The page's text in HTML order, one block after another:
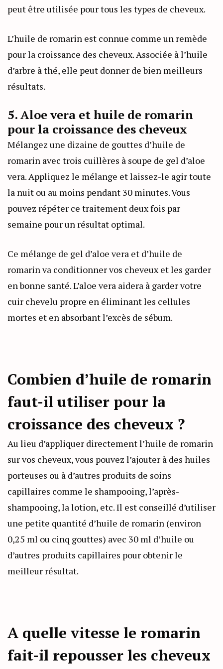
peut être utilisée pour tous les types de cheveux.
L’huile de romarin est connue comme un remède
pour la croissance des cheveux. Associée à l’huile
d’arbre à thé, elle peut donner de bien meilleurs
résultats.
5. Aloe vera et huile de romarin
pour la croissance des cheveux
Mélangez une dizaine de gouttes d’huile de
romarin avec trois cuillères à soupe de gel d’aloe
vera. Appliquez le mélange et laissez-le agir toute
la nuit ou au moins pendant 30 minutes. Vous
pouvez répéter ce traitement deux fois par
semaine pour un résultat optimal.
Ce mélange de gel d’aloe vera et d’huile de
romarin va conditionner vos cheveux et les garder
en bonne santé. L’aloe vera aidera à garder votre
cuir chevelu propre en éliminant les cellules
mortes et en absorbant l’excès de sébum.
Combien d’huile de romarin
faut-il utiliser pour la
croissance des cheveux ?
Au lieu d’appliquer directement l’huile de romarin
sur vos cheveux, vous pouvez l’ajouter à des huiles
porteuses ou à d’autres produits de soins
capillaires comme le shampooing, l’après-
shampooing, la lotion, etc. Il est conseillé d’utiliser
une petite quantité d’huile de romarin (environ
0,25 ml ou cinq gouttes) avec 30 ml d’huile ou
d’autres produits capillaires pour obtenir le
meilleur résultat.
A quelle vitesse le romarin
fait-il repousser les cheveux